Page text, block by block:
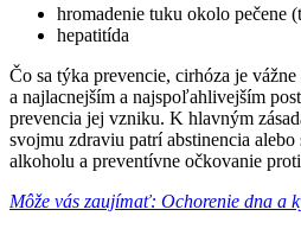
hromadenie tuku okolo pečene
hepatitída
Čo sa týka prevencie, cirhóza je
a najlacnejším a najspoľahlivejším
prevencia jej vzniku. K hlavným
svojmu zdraviu patrí abstinencia alebo
alkoholu a preventívne očkovanie
Môže vás zaujímať: Ochorenie dna a